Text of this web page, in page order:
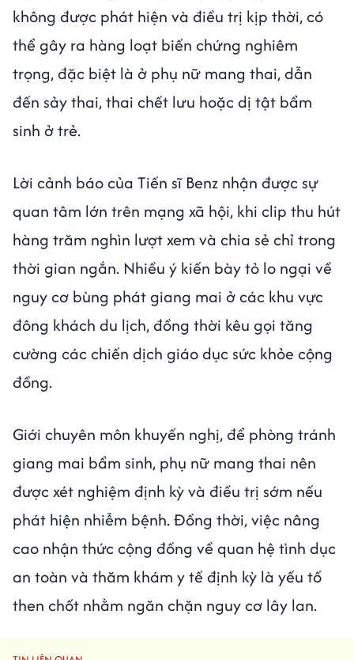
không được phát hiện và điều trị kịp thời, có
thể gây ra hàng loạt biến chứng nghiêm
trọng, đặc biệt là ở phụ nữ mang thai, dẫn
đến sảy thai, thai chết lưu hoặc dị tật bẩm
sinh ở trẻ.
Lời cảnh báo của Tiến sĩ Benz nhận được sự
quan tâm lớn trên mạng xã hội, khi clip thu hút
hàng trăm nghìn lượt xem và chia sẻ chỉ trong
thời gian ngắn. Nhiều ý kiến bày tỏ lo ngại về
nguy cơ bùng phát giang mai ở các khu vực
đông khách du lịch, đồng thời kêu gọi tăng
cường các chiến dịch giáo dục sức khỏe cộng
đồng.
Giới chuyên môn khuyến nghị, để phòng tránh
giang mai bẩm sinh, phụ nữ mang thai nên
được xét nghiệm định kỳ và điều trị sớm nếu
phát hiện nhiễm bệnh. Đồng thời, việc nâng
cao nhận thức cộng đồng về quan hệ tình dục
an toàn và thăm khám y tế định kỳ là yếu tố
then chốt nhằm ngăn chặn nguy cơ lây lan.